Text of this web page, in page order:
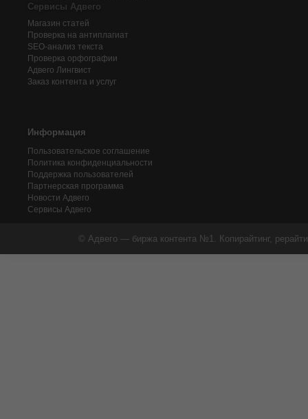
Сервисы Адвего
Магазин статей
Проверка на антиплагиат
SEO-анализ текста
Проверка орфографии
Адвего Лингвист
Заказ контента и услуг
Информация
Пользовательское соглашение
Политика конфиденциальности
Поддержка пользователей
Партнерская программа
Новости Адвего
Сервисы Адвего
© Адвего — биржа контента №1. Копирайтинг,